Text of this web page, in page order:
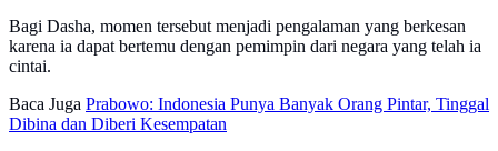
Bagi Dasha, momen tersebut menjadi pengalaman yang berkesan
karena ia dapat bertemu dengan pemimpin dari negara yang telah ia
cintai.
Baca Juga Prabowo: Indonesia Punya Banyak Orang Pintar, Tinggal
Dibina dan Diberi Kesempatan